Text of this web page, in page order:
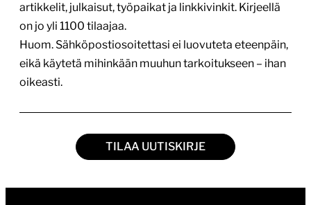
artikkelit, julkaisut, työpaikat ja linkkivinkit. Kirjeellä
on jo yli 1100 tilaajaa.
Huom. Sähköpostiosoitettasi ei luovuteta eteenpäin,
eikä käytetä mihinkään muuhun tarkoitukseen – ihan
oikeasti.
TILAA UUTISKIRJE